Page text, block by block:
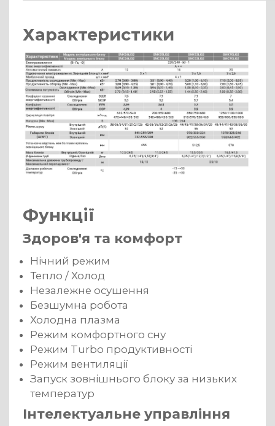
Характеристики
Функції
Здоров'я та комфорт
Нічний режим
Тепло / Холод
Незалежне осушення
Безшумна робота
Холодна плазма
Режим комфортного сну
Режим Turbo продуктивності
Режим вентиляції
Запуск зовнішнього блоку за низьких
температур
Інтелектуальне управління